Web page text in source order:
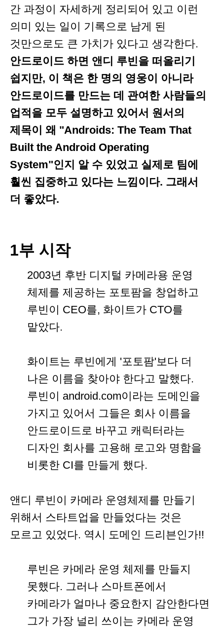
간 과정이 자세하게 정리되어 있고 이런
의미 있는 일이 기록으로 남게 된
것만으로도 큰 가치가 있다고 생각한다.
안드로이드 하면 앤디 루빈을 떠올리기
쉽지만, 이 책은 한 명의 영웅이 아니라
안드로이드를 만드는 데 관여한 사람들의
업적을 모두 설명하고 있어서 원서의
제목이 왜 "Androids: The Team That
Built the Android Operating
System"인지 알 수 있었고 실제로 팀에
훨씬 집중하고 있다는 느낌이다. 그래서
더 좋았다.
1부 시작
2003년 후반 디지털 카메라용 운영
체제를 제공하는 포토팜을 창업하고
루빈이 CEO를, 화이트가 CTO를
맡았다.
화이트는 루빈에게 '포토팜'보다 더
나은 이름을 찾아야 한다고 말했다.
루빈이 android.com이라는 도메인을
가지고 있어서 그들은 회사 이름을
안드로이드로 바꾸고 캐릭터라는
디자인 회사를 고용해 로고와 명함을
비롯한 CI를 만들게 했다.
앤디 루빈이 카메라 운영체제를 만들기
위해서 스타트업을 만들었다는 것은
모르고 있었다. 역시 도메인 드리븐인가!!
루빈은 카메라 운영 체제를 만들지
못했다. 그러나 스마트폰에서
카메라가 얼마나 중요한지 감안한다면
그가 가장 널리 쓰이는 카메라 운영